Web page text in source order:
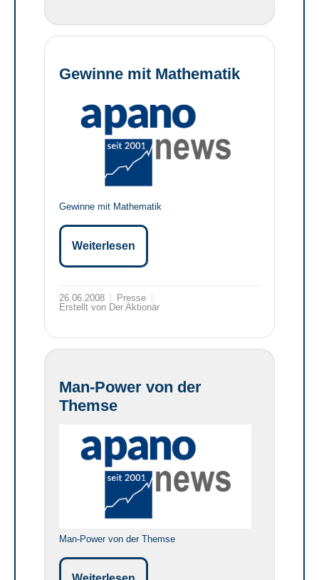
Gewinne mit Mathematik
Gewinne mit Mathematik
Weiterlesen
26.06.2008
Presse
Erstellt von Der Aktionär
Man-Power von der
Themse
Man-Power von der Themse